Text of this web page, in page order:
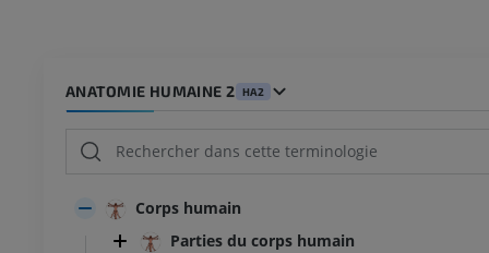
ANATOMIE HUMAINE 2 HA2
Corps humain
Parties du corps humain